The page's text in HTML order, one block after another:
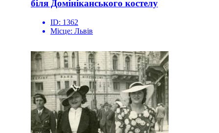
біля Домініканського костелу
ID: 1362
Місце: Львів